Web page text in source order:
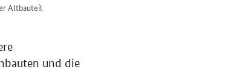
Altbauteil
und die